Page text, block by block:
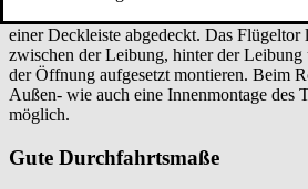
einer Deckleiste abgedeckt. Das Flügeltor
zwischen der Leibung, hinter der Leibung
der Öffnung aufgesetzt montieren. Beim
Außen- wie auch eine Innenmontage des
möglich.
Gute Durchfahrtsmaße